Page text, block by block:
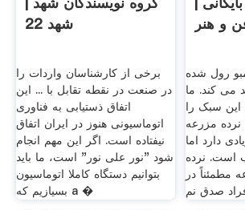
شهد 22
برخی از کارشناسان واردات را
در صنعت در نقطه تقابل با ... این
اتفاق ذستیابی به فناوری
اتوماسیونی هنوز در ایران اتفاق
نیفتاده است. اگر این مهم انجام
شود "نور علی نور" است، ما باید
بتوانیم دستگاه کاملا اتوماسیون
بسیازیم که a �
و هنر
رول شده
می کند. ما
سبک را
مزرعه
دارد اما
است. نرده
مطمئناً در
صدق نم